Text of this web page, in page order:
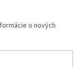
o nových